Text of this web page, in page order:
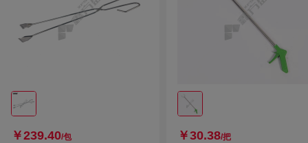
￥239.40/包 ￥30.38/把